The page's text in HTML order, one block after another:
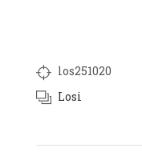
los251020
Losi